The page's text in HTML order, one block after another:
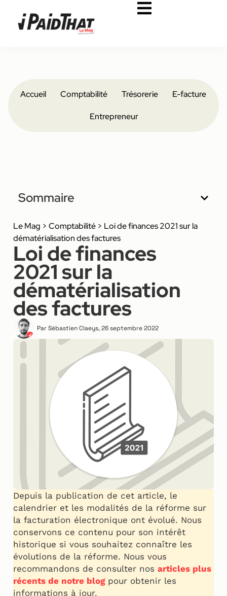
Accueil Comptabilité Trésorerie E-facture
Entrepreneur
Sommaire
Le Mag > Comptabilité > Loi de finances 2021 sur la
dématérialisation des factures
Loi de finances
2021 sur la
dématérialisation
des factures
Par Sébastien Claeys,26 septembre 2022
Depuis la publication de cet article, le
calendrier et les modalités de la réforme sur
la facturation électronique ont évolué. Nous
conservons ce contenu pour son intérêt
historique si vous souhaitez connaître les
évolutions de la réforme. Nous vous
recommandons de consulter nos articles plus
récents de notre blog pour obtenir les
informations à jour.